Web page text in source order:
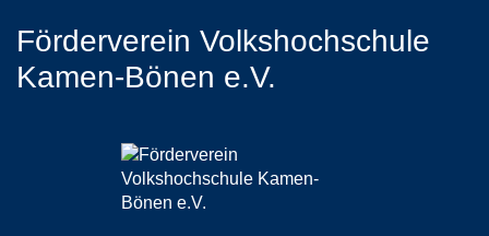
Förderverein Volkshochschule
Kamen-Bönen e.V.